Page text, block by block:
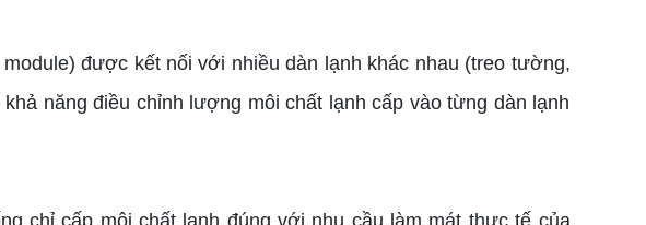
được kết nối với nhiều dàn lạnh khác nhau (treo tường,
năng điều chỉnh lượng môi chất lạnh cấp vào từng dàn lạnh
chỉ cấp môi chất lạnh đúng với nhu cầu làm mát thực tế của